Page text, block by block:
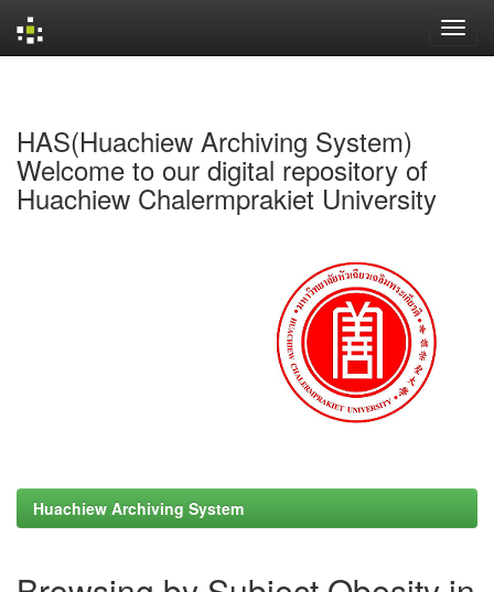
HAS(Huachiew Archiving System)
Welcome to our digital repository of
Huachiew Chalermprakiet University
Huachiew Archiving System